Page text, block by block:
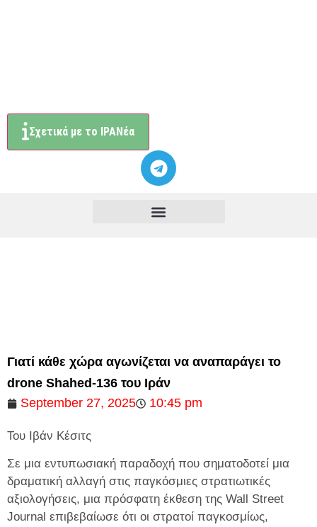
Σχετικά με το ΙΡΑΝέα
Γιατί κάθε χώρα αγωνίζεται να αναπαράγει το
drone Shahed-136 του Ιράν
September 27, 2025
10:45 pm
Του Ιβάν Κέσιτς
Σε μια εντυπωσιακή παραδοχή που σηματοδοτεί μια
δραματική αλλαγή στις παγκόσμιες στρατιωτικές
αξιολογήσεις, μια πρόσφατη έκθεση της Wall Street
Journal επιβεβαίωσε ότι οι στρατοί παγκοσμίως,